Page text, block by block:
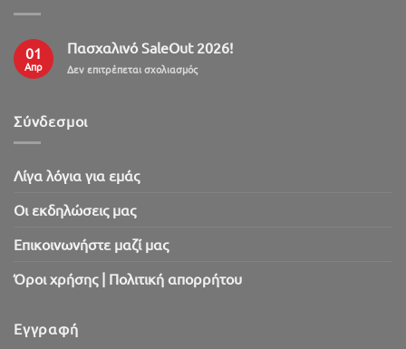
01
Απρ
Πασχαλινό SaleOut 2026!
Δεν επιτρέπεται σχολιασμόςστο
Σύνδεσμοι
Λίγα λόγια για εμάς
Oι εκδηλώσεις μας
Επικοινωνήστε μαζί μας
Όροι χρήσης | Πολιτική απορρήτου
Εγγραφή